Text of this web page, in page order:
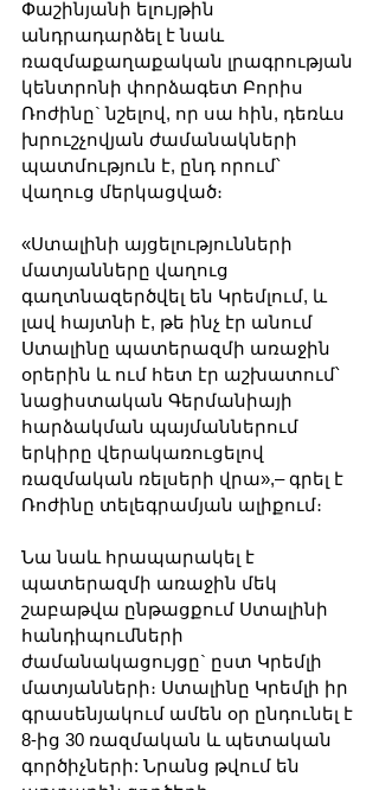
Փաշինյանի ելույթին
անդրադարձել է նաև
ռազմաքաղաքական լրագրության
կենտրոնի փորձագետ Բորիս
Ռոժինը` նշելով, որ սա հին, դեռևս
խրուշչովյան ժամանակների
պատմություն է, ընդ որում՝
վաղուց մերկացված։
«Ստալինի այցելությունների
մատյանները վաղուց
գաղտնազերծվել են Կրեմլում, և
լավ հայտնի է, թե ինչ էր անում
Ստալինը պատերազմի առաջին
օրերին և ում հետ էր աշխատում՝
նացիստական Գերմանիայի
հարձակման պայմաններում
երկիրը վերակառուցելով
ռազմական ռելսերի վրա»,– գրել է
Ռոժինը տելեգրամյան ալիքում։
Նա նաև հրապարակել է
պատերազմի առաջին մեկ
շաբաթվա ընթացքում Ստալինի
հանդիպումների
ժամանակացույցը` ըստ Կրեմլի
մատյանների։ Ստալինը Կրեմլի իր
գրասենյակում ամեն օր ընդունել է
8-ից 30 ռազմական և պետական
գործիչների: Նրանց թվում են